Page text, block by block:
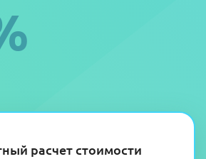
расчет стоимости